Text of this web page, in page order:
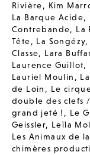
Rivière, Kim
La Barque Acide,
Contrebande, La
Tête, La Songézy,
Classe, Lara
Laurence Guillot,
Lauriel Moulin ,
de Loin , Le
double des clefs /
grand jeté ! , Le
Geissler, Leïla
Les Animaux de
chimères